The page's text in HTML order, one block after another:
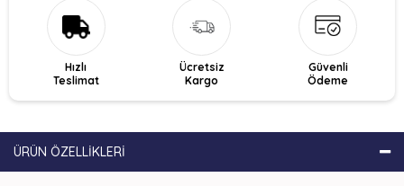
Hızlı
Teslimat
Ücretsiz
Kargo
Güvenli
Ödeme
ÜRÜN ÖZELLIKLERI